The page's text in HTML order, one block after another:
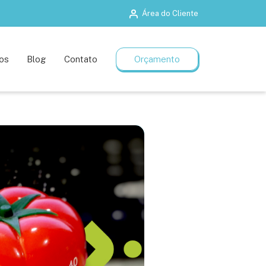
Área do Cliente
Planos flexíveis
Blog Contato Orçamento